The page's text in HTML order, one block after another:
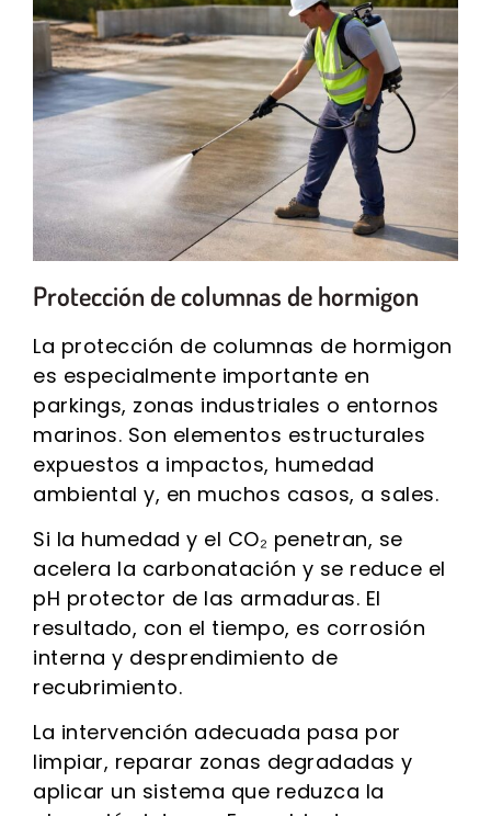
Protección de columnas de hormigon
La protección de columnas de hormigon
es especialmente importante en
parkings, zonas industriales o entornos
marinos. Son elementos estructurales
expuestos a impactos, humedad
ambiental y, en muchos casos, a sales.
Si la humedad y el CO₂ penetran, se
acelera la carbonatación y se reduce el
pH protector de las armaduras. El
resultado, con el tiempo, es corrosión
interna y desprendimiento de
recubrimiento.
La intervención adecuada pasa por
limpiar, reparar zonas degradadas y
aplicar un sistema que reduzca la